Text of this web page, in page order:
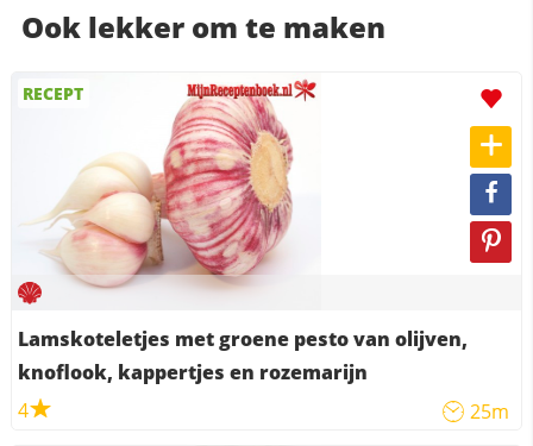
Ook lekker om te maken
RECEPT
Lamskoteletjes met groene pesto van olijven,
knoflook, kappertjes en rozemarijn
4
25m